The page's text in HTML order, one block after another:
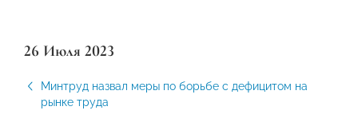
26 Июля 2023
Минтруд назвал меры по борьбе с дефицитом на
рынке труда